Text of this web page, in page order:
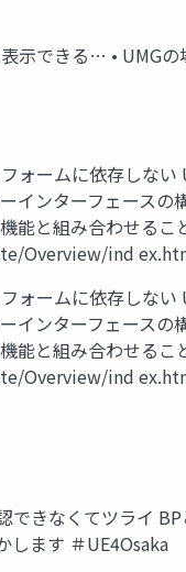
示できる… • UMG
ォームに依存しな
ンターフェース
と組み合わせる
Overview/ind
ォームに依存しな
ンターフェース
と組み合わせる
Overview/ind
きなくてツライ
します ＃UE4Osaka